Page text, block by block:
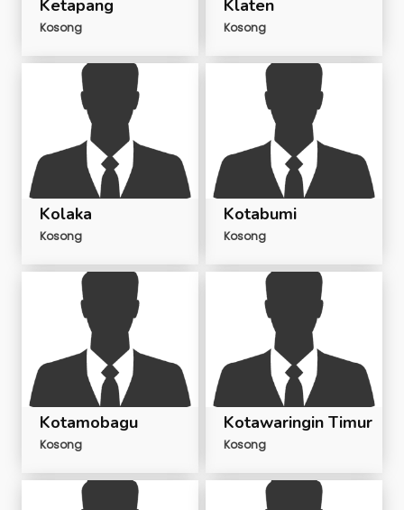
Ketapang
Kosong
Klaten
Kosong
Kolaka
Kosong
Kotabumi
Kosong
Kotamobagu
Kosong
Kotawaringin Timur
Kosong